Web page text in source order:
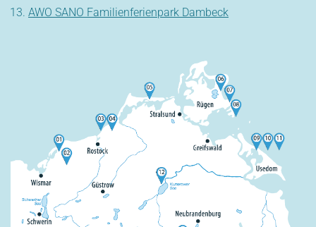
AWO SANO Familienferienpark Dambeck